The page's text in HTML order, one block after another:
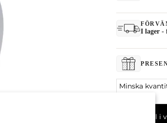
I lager -
Minska
Lägg till i